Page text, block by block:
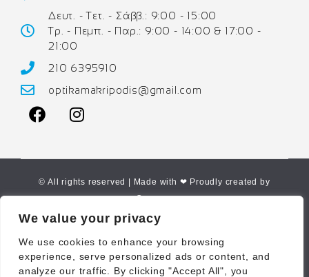
We value your privacy
We use cookies to enhance your browsing
experience, serve personalized ads or content, and
analyze our traffic. By clicking "Accept All", you
Δευτ. - Τετ. - Σάββ.: 9:00 - 15:00
Τρ. - Πεμπ. - Παρ.: 9:00 - 14:00 & 17:00 -
21:00
210 6395910
optikamakripodis@gmail.com
© All rights reserved | Made with ❤ Proudly created by
Corne.gr